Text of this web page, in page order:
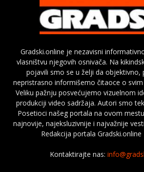
Gradski.online je nezavisni
vlasništvu njegovih osnivača. Na
pojavili smo se u želji da objektivno,
nepristrasno informišemo čitaoce o
Veliku pažnju posvećujemo vizuelnom
produkciji video sadržaja. Autori smo
Posetioci našeg portala na ovom
najnovije, najeksluzivnije i najvažnije
Redakcija portala Gradski.online
Kontaktirajte nas: